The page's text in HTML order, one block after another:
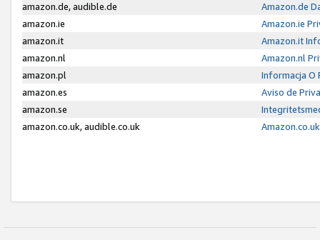
amazon.de, audible.de
Amazon.de
amazon.ie
Amazon.ie
amazon.it
Amazon.it
amazon.nl
Amazon.nl
amazon.pl
Informacja O
amazon.es
Aviso de
amazon.se
amazon.co.uk, audible.co.uk